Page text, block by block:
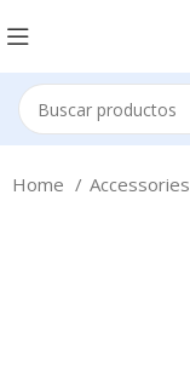
Home Accessories